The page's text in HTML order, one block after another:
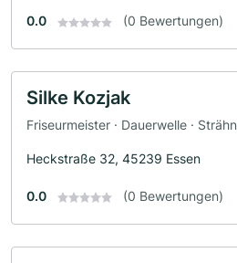
0.0 (0 Bewertungen)
Silke Kozjak
Friseurmeister · Dauerwelle ·
Heckstraße 32, 45239 Essen
0.0 (0 Bewertungen)